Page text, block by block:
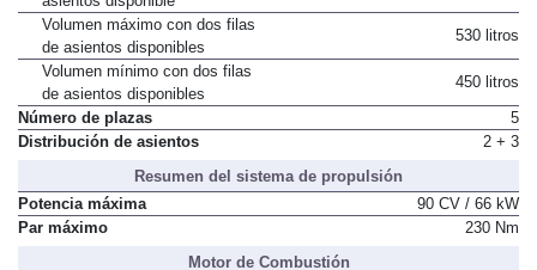
Volumen máximo con dos filas
de asientos disponibles
530 litros
Volumen mínimo con dos filas
de asientos disponibles
450 litros
Número de plazas
5
Distribución de asientos
2 + 3
Resumen del sistema de propulsión
Potencia máxima
90 CV / 66 kW
Par máximo
230 Nm
Motor de Combustión